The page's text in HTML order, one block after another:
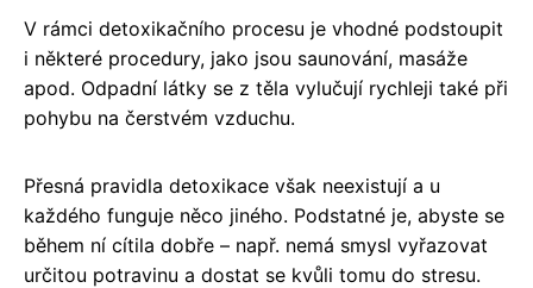
V rámci detoxikačního procesu je vhodné podstoupit
i některé procedury, jako jsou saunování, masáže
apod. Odpadní látky se z těla vylučují rychleji také při
pohybu na čerstvém vzduchu.
Přesná pravidla detoxikace však neexistují a u
každého funguje něco jiného. Podstatné je, abyste se
během ní cítila dobře – např. nemá smysl vyřazovat
určitou potravinu a dostat se kvůli tomu do stresu.